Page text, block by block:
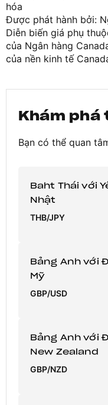
hóa
Được phát hành bởi:
Diễn biến giá phụ
của Ngân hàng
của nền kinh tế
Khám phá
Bạn có thể quan
Baht Thái với
Nhật
THB/JPY
Bảng Anh với
Mỹ
GBP/USD
Bảng Anh với
New Zealand
GBP/NZD